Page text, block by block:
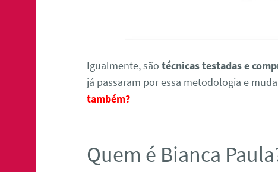
Igualmente, sãotécnicas testadas e
já passaram por essa metodologia e
também?
Quem é Bianca